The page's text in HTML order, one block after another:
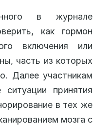
в журнале
как гормон
включения или
часть из которых
Далее участникам
принятия
в тех же
мозга с